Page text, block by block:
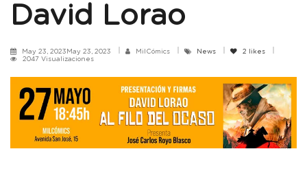
David Lorao
May 23, 2023May 23, 2023 MilCómics News 2
likes
2047 Visualizaciones